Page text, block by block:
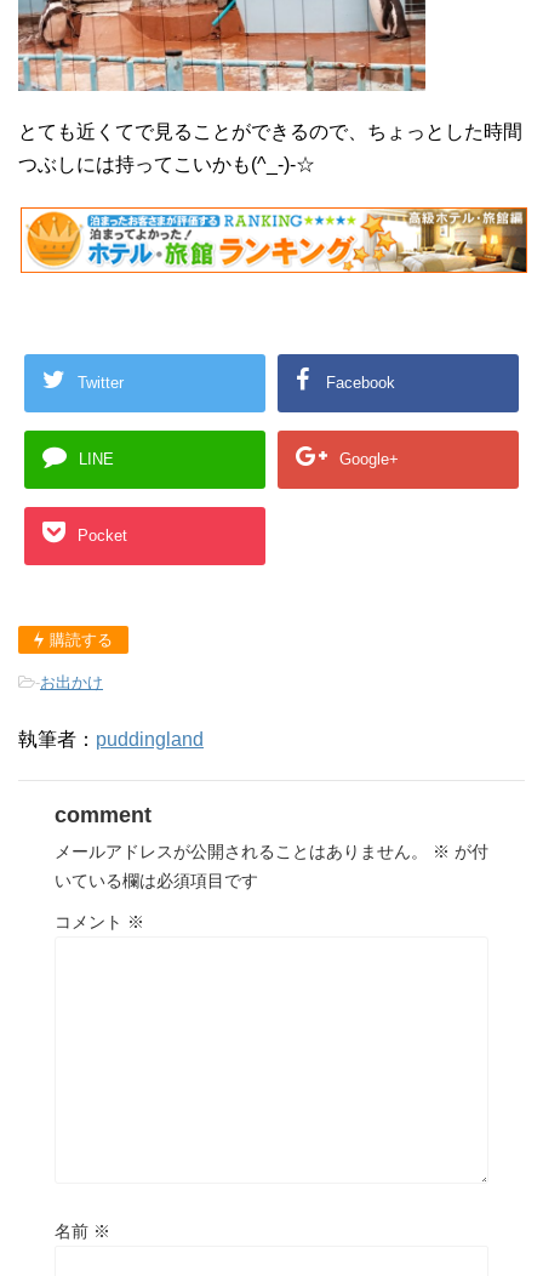
とても近くてで見ることができるので、ちょっとした時間
つぶしには持ってこいかも(^_-)-☆
Twitter Facebook
LINE Google+
Pocket
購読する
-お出かけ
執筆者： puddingland
comment
メールアドレスが公開されることはありません。 ※ が付
いている欄は必須項目です
コメント ※
名前 ※